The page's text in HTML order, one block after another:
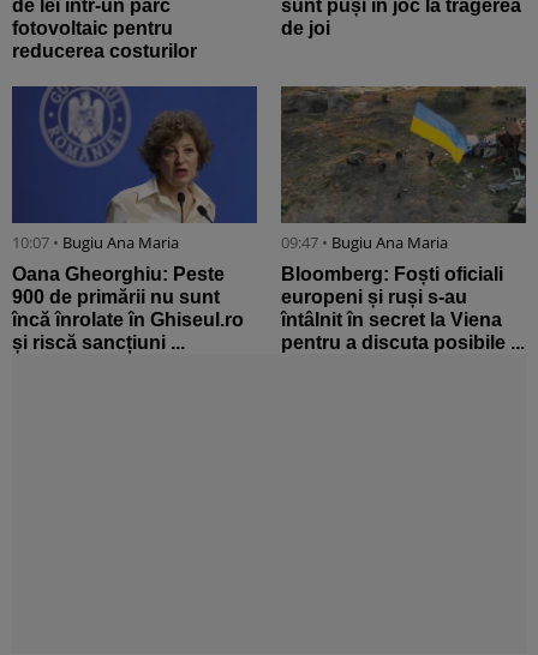
de lei într-un parc
fotovoltaic pentru
reducerea costurilor
sunt puși în joc la tragerea
de joi
10:07 • Bugiu ⁠Ana Maria
Oana Gheorghiu: Peste
900 de primării nu sunt
încă înrolate în Ghiseul.ro
și riscă sancțiuni ...
09:47 • Bugiu ⁠Ana Maria
Bloomberg: Foști oficiali
europeni și ruși s-au
întâlnit în secret la Viena
pentru a discuta posibile ...